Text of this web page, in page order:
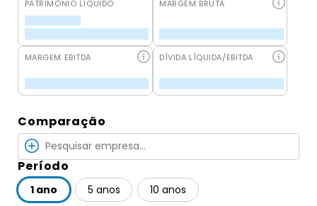
PATRIMÔNIO LÍQUIDO MARGEM BRUTA
MARGEM EBITDA DÍVIDA LÍQUIDA/EBITDA
Comparação
Período
1 ano 5 anos 10 anos